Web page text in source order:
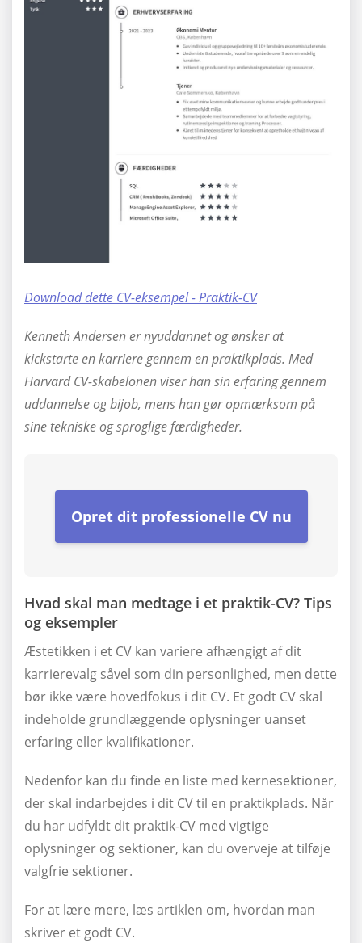
Download dette CV-eksempel - Praktik-CV
Kenneth Andersen er nyuddannet og ønsker at
kickstarte en karriere gennem en praktikplads. Med
Harvard CV-skabelonen viser han sin erfaring gennem
uddannelse og bijob, mens han gør opmærksom på
sine tekniske og sproglige færdigheder.
Opret dit professionelle CV nu
Hvad skal man medtage i et praktik-CV? Tips
og eksempler
Æstetikken i et CV kan variere afhængigt af dit
karrierevalg såvel som din personlighed, men dette
bør ikke være hovedfokus i dit CV. Et godt CV skal
indeholde grundlæggende oplysninger uanset
erfaring eller kvalifikationer.
Nedenfor kan du finde en liste med kernesektioner,
der skal indarbejdes i dit CV til en praktikplads. Når
du har udfyldt dit praktik-CV med vigtige
oplysninger og sektioner, kan du overveje at tilføje
valgfrie sektioner.
For at lære mere, læs artiklen om, hvordan man
skriver et godt CV.